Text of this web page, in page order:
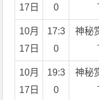
17日
0
10月
17日
17:3
0
神秘
10月
17日
19:3
0
神秘